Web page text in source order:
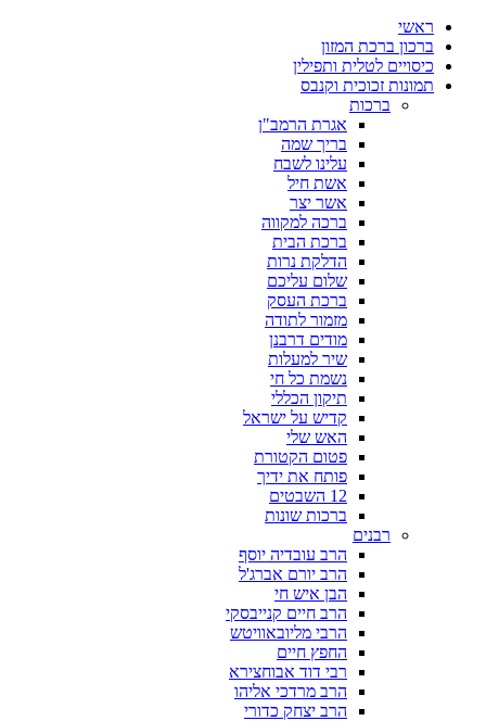
ראשי
ברכון ברכת המזון
כיסויים לטלית ותפילין
תמונות זכוכית וקנבס
ברכות
אגרת הרמב"ן
בריך שמה
עלינו לשבח
אשת חיל
אשר יצר
ברכה למקווה
ברכת הבית
הדלקת נרות
שלום עליכם
ברכת העסק
מזמור לתודה
מודים דרבנן
שיר למעלות
נשמת כל חי
תיקון הכללי
קדיש על ישראל
האש שלי
פטום הקטורת
פותח את ידיך
12 השבטים
ברכות שונות
רבנים
הרב עובדיה יוסף
הרב יורם אברג'ל
הבן איש חי
הרב חיים קנייבסקי
הרבי מליובאוויטש
החפץ חיים
רבי דוד אבוחצירא
הרב מרדכי אליהו
הרב יצחק כדורי